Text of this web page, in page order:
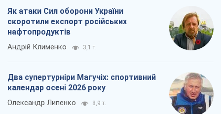
Як атаки Сил оборони України
скоротили експорт російських
нафтопродуктів
Андрій Клименко 3,1 т.
Два супертурніри Магучіх: спортивний
календар осені 2026 року
Олександр Липенко 8,9 т.